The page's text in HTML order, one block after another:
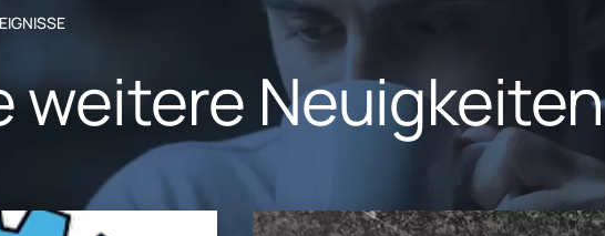
weitere Neuigkeiten